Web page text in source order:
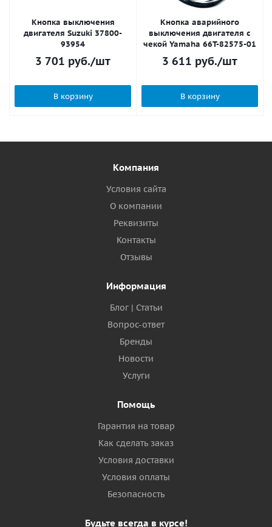
Кнопка выключения
двигателя Suzuki 37800-
93954
3 701 руб./шт
В корзину
Кнопка аварийного
выключения двигателя с
чекой Yamaha 66T-82575-01
3 611 руб./шт
В корзину
Компания
Условия сайта
О компании
Реквизиты
Контакты
Отзывы
Информация
Блог | Статьи
Вопрос-ответ
Бренды
Новости
Услуги
Помощь
Гарантия на товар
Как сделать заказ
Условия доставки
Условия оплаты
Безопасность
Будьте всегда в курсе!